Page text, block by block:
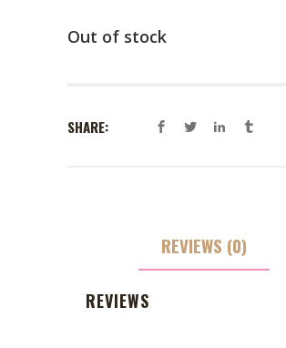
Out of stock
SHARE:
REVIEWS (0)
REVIEWS